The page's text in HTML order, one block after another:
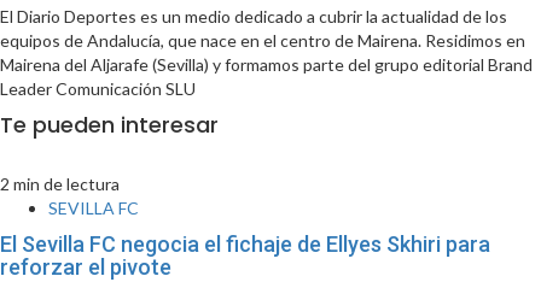
El Diario Deportes es un medio dedicado a cubrir la actualidad de los
equipos de Andalucía, que nace en el centro de Mairena. Residimos en
Mairena del Aljarafe (Sevilla) y formamos parte del grupo editorial Brand
Leader Comunicación SLU
Te pueden interesar
2 min de lectura
SEVILLA FC
El Sevilla FC negocia el fichaje de Ellyes Skhiri para
reforzar el pivote